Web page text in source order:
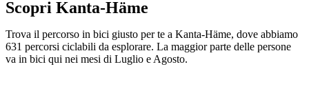
Scopri Kanta-Häme
Trova il percorso in bici giusto per te a Kanta-Häme, dove abbiamo
631 percorsi ciclabili da esplorare. La maggior parte delle persone
va in bici qui nei mesi di Luglio e Agosto.